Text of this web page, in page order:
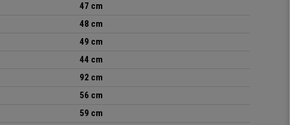
47 cm
48 cm
49 cm
44 cm
92 cm
56 cm
59 cm